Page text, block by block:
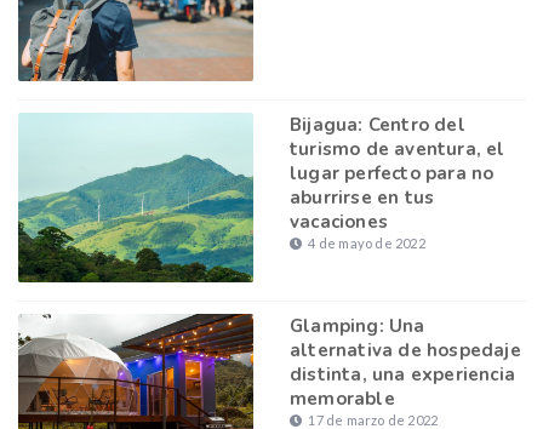
Bijagua: Centro del
turismo de aventura, el
lugar perfecto para no
aburrirse en tus
vacaciones
4 de mayo de 2022
Glamping: Una
alternativa de hospedaje
distinta, una experiencia
memorable
17 de marzo de 2022